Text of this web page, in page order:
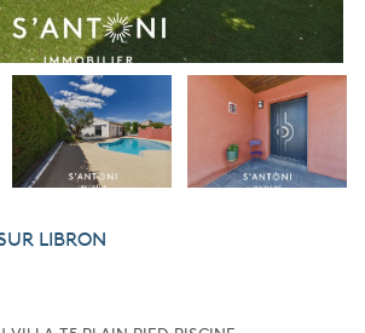
LIBRON